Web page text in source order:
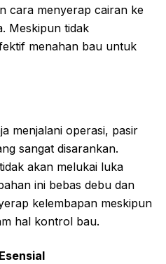
cara menyerap cairan ke
Meskipun tidak
menahan bau untuk
menjalani operasi, pasir
sangat disarankan.
akan melukai luka
ini bebas debu dan
kelembapan meskipun
hal kontrol bau.